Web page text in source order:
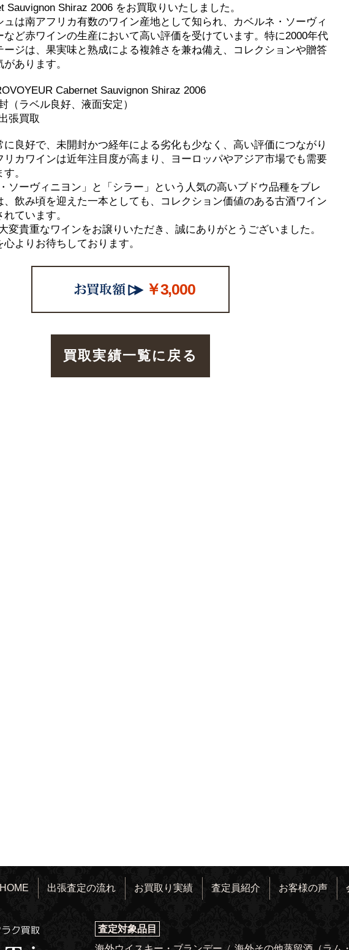
Sauvignon Shiraz 2006 をお買取りいたしました。
ュは南アフリカ有数のワイン産地として知られ、カベルネ・ソーヴィ
など赤ワインの生産において高い評価を受けています。特に2000年代
ージは、果実味と熟成による複雑さを兼ね備え、コレクションや贈答
あります。
Cabernet Sauvignon Shiraz 2006
（ラベル良好、液面安定）
張買取
に良好で、未開封かつ経年による劣化も少なく、高い評価につながり
リカワインは近年注目度が高まり、ヨーロッパやアジア市場でも需要
。
ソーヴィニヨン」と「シラー」という人気の高いブドウ品種をブレ
、飲み頃を迎えた一本としても、コレクション価値のある古酒ワイン
ています。
変貴重なワインをお譲りいただき、誠にありがとうございました。
よりお待ちしております。
￥3,000
買取実績一覧に戻る
HOME 出張査定の流れ お買取り実績 査定員紹介 お客様の声
査定対象品目